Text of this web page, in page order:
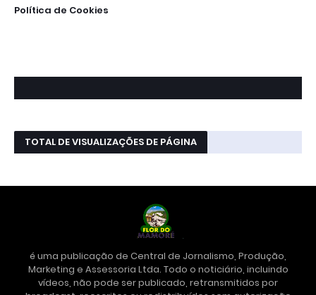
Política de Cookies
TOTAL DE VISUALIZAÇÕES DE PÁGINA
é uma publicação de Central de Jornalismo, Produção,
Marketing e Assessoria Ltda. Todo o noticiário, incluindo
vídeos, não pode ser publicado, retransmitidos por